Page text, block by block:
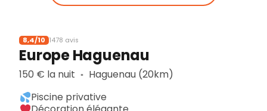
8,4/10 1478 avis
Europe Haguenau
150 € la nuit ▪︎ Haguenau (20km)
Piscine privative